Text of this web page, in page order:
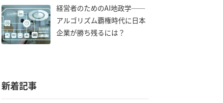
経営者のためのAI地政学──
アルゴリズム覇権時代に日本
企業が勝ち残るには？
新着記事